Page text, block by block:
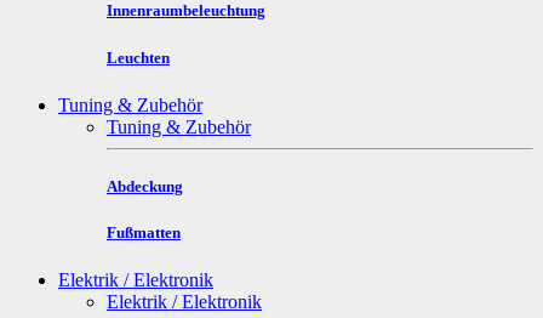
Innenraumbeleuchtung
Leuchten
Tuning & Zubehör
Tuning & Zubehör
Abdeckung
Fußmatten
Elektrik / Elektronik
Elektrik / Elektronik